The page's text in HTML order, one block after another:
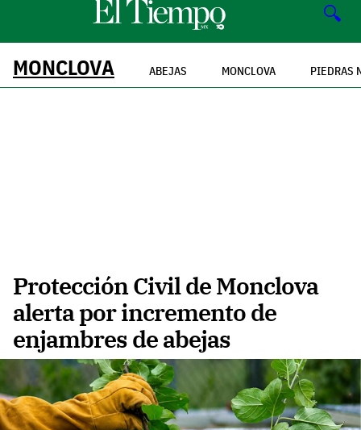
🔍
MONCLOVA ABEJAS MONCLOVA PIEDRAS
Protección Civil de Monclova
alerta por incremento de
enjambres de abejas